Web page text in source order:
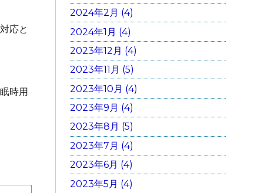
応と
時用
2024年2月 (4)
2024年1月 (4)
2023年12月 (4)
2023年11月 (5)
2023年10月 (4)
2023年9月 (4)
2023年8月 (5)
2023年7月 (4)
2023年6月 (4)
2023年5月 (4)